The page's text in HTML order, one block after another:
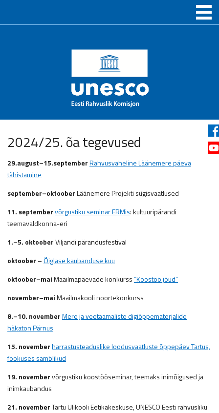
2024/25. õa tegevused
29.august–15.septemberRahvusvaheline Läänemere päeva
tähistamine
september–oktooberLäänemere Projekti sügisvaatlused
11. septembervõrgustiku seminar ERMis: kultuuripärandi
teemavaldkonna-eri
1.–5. oktooberViljandi pärandusfestival
oktoober –Õiglase kaubanduse kuu
oktoober–maiMaailmapäevade konkurss“Koostöö jõud”
november–maiMaailmakooli noortekonkurss
8.–10. novemberMere ja veetaamaliste digiõppematerjalide
häkaton Pärnus
15. novemberharrastusteaduslike loodusvaatluste õppepäev Tartus,
fookuses samblikud
19. novembervõrgustiku koostööseminar, teemaks inimõigused ja
inimkaubandus
21. novemberTartu Ülikooli Eetikakeskuse, UNESCO Eesti rahvusliku